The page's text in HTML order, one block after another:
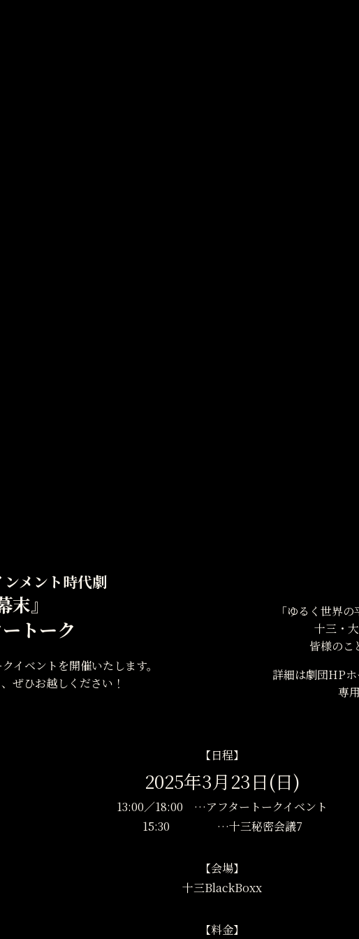
ンメント時代劇
末』
トーク
イベントを開催いたします。
ぜひお越しください！
「ゆるく世界
十三・
皆様のこ
詳細は劇団HPホ
専
【日程】
2025年3月23日(日)
13:00／18:00 …アフタートークイベント
15:30 …十三秘密会議7
【会場】
十三BlackBoxx
【料金】